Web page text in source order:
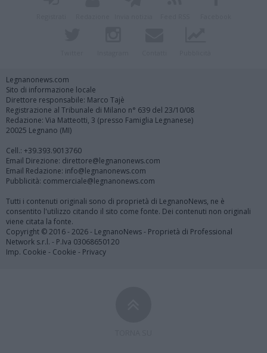
Legnanonews.com
Sito di informazione locale
Direttore responsabile: Marco Tajè
Registrazione al Tribunale di Milano n° 639 del 23/10/08
Redazione: Via Matteotti, 3 (presso Famiglia Legnanese)
20025 Legnano (MI)
Cell.: +39.393.9013760
Email Direzione: direttore@legnanonews.com
Email Redazione: info@legnanonews.com
Pubblicità: commerciale@legnanonews.com
Tutti i contenuti originali sono di proprietà di LegnanoNews, ne è
consentito l'utilizzo citando il sito come fonte. Dei contenuti non originali
viene citata la fonte.
Copyright © 2016 - 2026 - LegnanoNews - Proprietà di Professional
Network s.r.l. - P.Iva 03068650120
Imp. Cookie - Cookie - Privacy